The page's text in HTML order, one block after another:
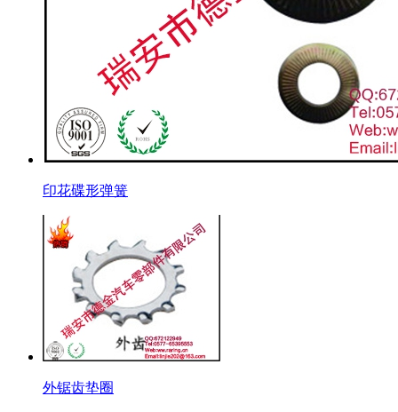
印花碟形弹簧
外锯齿垫圈